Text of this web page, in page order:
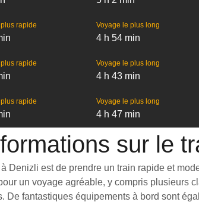
rapide Voyage le plus long
4 h 54 min
rapide Voyage le plus long
4 h 43 min
rapide Voyage le plus long
4 h 47 min
sur le
Denizli est de prendre un train rapide et
un voyage agréable, y compris
De fantastiques équipements à bord sont